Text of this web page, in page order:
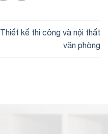
Thiết kế thi công và nội thất
văn phòng